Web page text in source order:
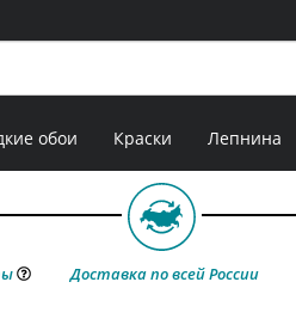
обои Краски Лепнина
Доставка по всей России